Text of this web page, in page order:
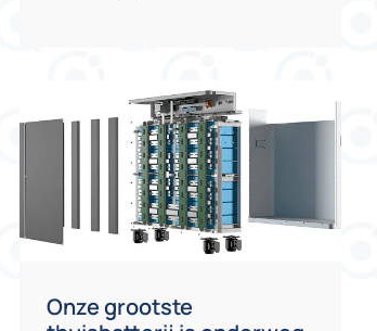
Onze grootste